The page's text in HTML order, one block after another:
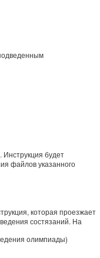
будет
файлов указанного
которая проезжает
состязаний. На
олимпиады)